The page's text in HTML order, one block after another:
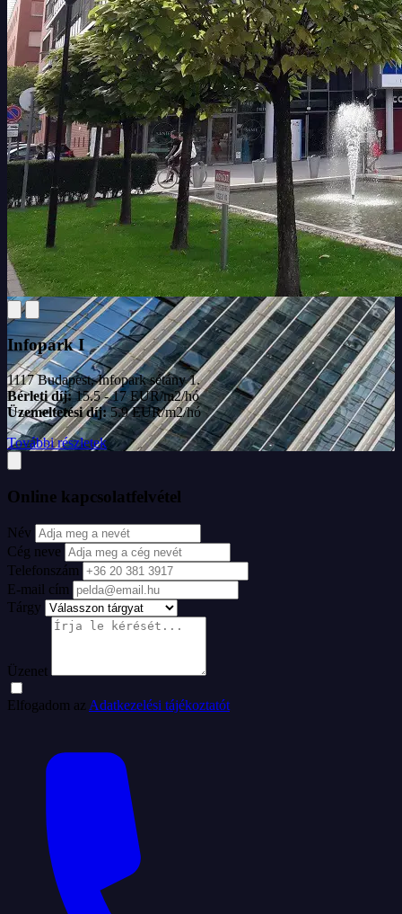
Infopark I
1117 Budapest, Infopark sétány 1.
Bérleti díj:15.5 - 17 EUR/m2/hó
Üzemeltetési díj:5.9 EUR/m2/hó
További részletek
Online kapcsolatfelvétel
Név
Cég neve
Telefonszám
E-mail cím
Tárgy
Üzenet
Elfogadom az Adatkezelési tájékoztatót